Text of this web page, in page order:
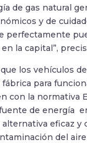
de gas natural
y de
perfectamente
la capital”,
los vehículos
para
con la normativa
de energía
eficaz y
del